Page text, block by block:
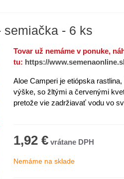
semiačka - 6 ks
Tovar už nemáme v ponuke,
tu: https://
Aloe Camperi je etiópska
výške, so žltými a červenými
pretože vie zadržiavať vodu vo
1,92 €
Nemáme na sklade